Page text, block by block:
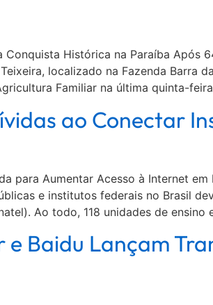
Histórica na Paraíba Após
localizado na Fazenda Barra
Familiar na última quinta-
ao Conectar
para Aumentar Acesso à Internet
e institutos federais no Brasil
Ao todo, 118 unidades de ensino
e Baidu Lançam